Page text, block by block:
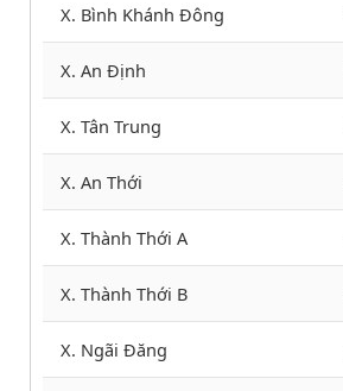
X. Bình Khánh Đông
X. An Định
X. Tân Trung
X. An Thới
X. Thành Thới A
X. Thành Thới B
X. Ngãi Đăng